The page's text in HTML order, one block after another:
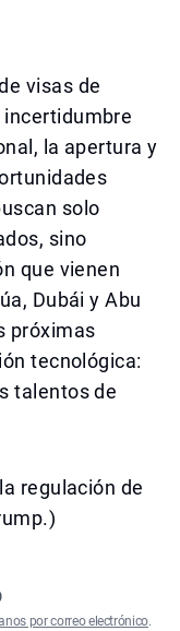
visas de
incertidumbre
la apertura y
solo
sino
que vienen
Dubái y Abu
próximas
tecnológica:
talentos de
regulación de
por correo electrónico.